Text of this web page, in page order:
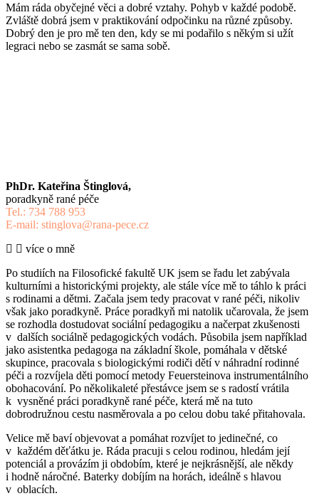
Mám ráda obyčejné věci a dobré vztahy. Pohyb v každé podobě.
Zvláště dobrá jsem v praktikování odpočinku na různé způsoby.
Dobrý den je pro mě ten den, kdy se mi podařilo s někým si užít
legraci nebo se zasmát se sama sobě.
PhDr. Kateřina Štinglová,
poradkyně rané péče
Tel.: 734 788 953
E-mail: stinglova@rana-pece.cz
více o mně
Po studiích na Filosofické fakultě UK jsem se řadu let zabývala
kulturními a historickými projekty, ale stále více mě to táhlo k práci
s rodinami a dětmi. Začala jsem tedy pracovat v rané péči, nikoliv
však jako poradkyně. Práce poradkyň mi natolik učarovala, že jsem
se rozhodla dostudovat sociální pedagogiku a načerpat zkušenosti
v dalších sociálně pedagogických vodách. Působila jsem například
jako asistentka pedagoga na základní škole, pomáhala v dětské
skupince, pracovala s biologickými rodiči dětí v náhradní rodinné
péči a rozvíjela děti pomocí metody Feuersteinova instrumentálního
obohacování. Po několikaleté přestávce jsem se s radostí vrátila
k vysněné práci poradkyně rané péče, která mě na tuto
dobrodružnou cestu nasměrovala a po celou dobu také přitahovala.
Velice mě baví objevovat a pomáhat rozvíjet to jedinečné, co
v každém děťátku je. Ráda pracuji s celou rodinou, hledám její
potenciál a provázím ji obdobím, které je nejkrásnější, ale někdy
i hodně náročné. Baterky dobíjím na horách, ideálně s hlavou
v oblacích.